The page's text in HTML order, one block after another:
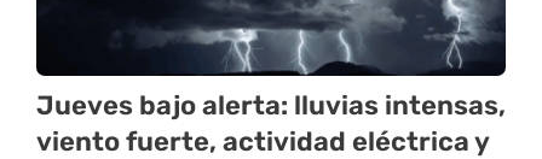
Jueves bajo alerta: lluvias intensas,
viento fuerte, actividad eléctrica y